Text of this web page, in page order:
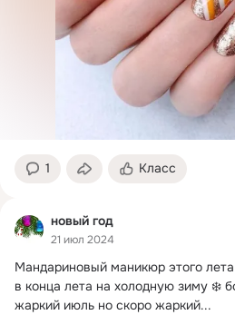
1 Класс
новый год
21 июл 2024
Мандариновый маникюр этого лета
в конца лета на холодную зиму ❄️
жаркий июль но скоро жаркий...